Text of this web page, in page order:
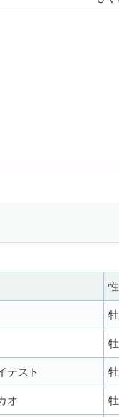
牡
牡
テスト 牡
オ 牡